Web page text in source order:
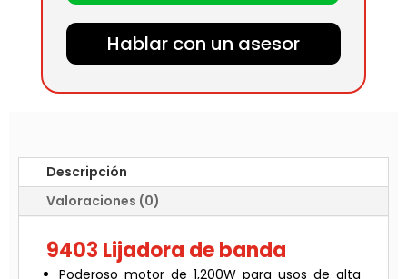
Hablar con un asesor
Descripción
Valoraciones (0)
9403 Lijadora de banda
Poderoso motor de 1,200W para usos de alta